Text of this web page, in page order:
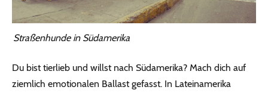
Straßenhunde in Südamerika
Du bist tierlieb und willst nach Südamerika? Mach dich auf
ziemlich emotionalen Ballast gefasst. In Lateinamerika